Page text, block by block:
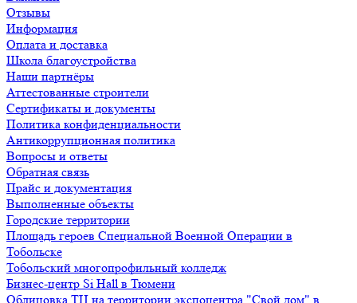
Отзывы
Информация
Оплата и доставка
Школа благоустройства
Наши партнёры
Аттестованные строители
Сертификаты и документы
Политика конфиденциальности
Антикоррупционная политика
Вопросы и ответы
Обратная связь
Прайс и документация
Выполненные объекты
Городские территории
Площадь героев Специальной Военной Операции в
Тобольске
Тобольский многопрофильный колледж
Бизнес-центр Si Hall в Тюмени
Облицовка ТЦ на территории экспоцентра "Свой дом" в